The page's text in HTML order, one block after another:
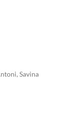
Savina